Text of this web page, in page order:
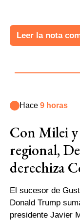
Leer la nota
Hace 9 horas
Con Milei
regional,
derechiza
El sucesor de
Donald Trump
presidente Javier